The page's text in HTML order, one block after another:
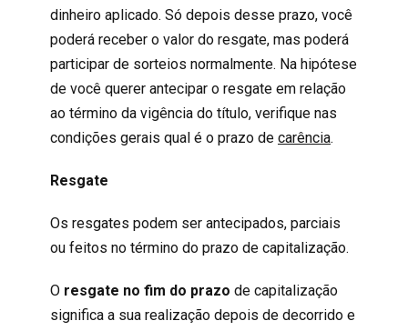
dinheiro aplicado. Só depois desse prazo, você
poderá receber o valor do resgate, mas poderá
participar de sorteios normalmente. Na hipótese
de você querer antecipar o resgate em relação
ao término da vigência do título, verifique nas
condições gerais qual é o prazo de carência.
Resgate
Os resgates podem ser antecipados, parciais
ou feitos no término do prazo de capitalização.
O resgate no fim do prazo de capitalização
significa a sua realização depois de decorrido e